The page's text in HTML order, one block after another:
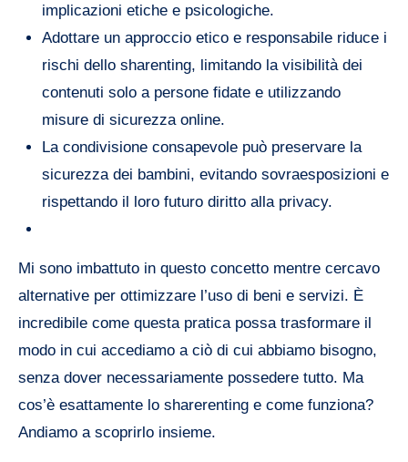
implicazioni etiche e psicologiche.
Adottare un approccio etico e responsabile riduce i
rischi dello sharenting, limitando la visibilità dei
contenuti solo a persone fidate e utilizzando
misure di sicurezza online.
La condivisione consapevole può preservare la
sicurezza dei bambini, evitando sovraesposizioni e
rispettando il loro futuro diritto alla privacy.
Mi sono imbattuto in questo concetto mentre cercavo
alternative per ottimizzare l’uso di beni e servizi. È
incredibile come questa pratica possa trasformare il
modo in cui accediamo a ciò di cui abbiamo bisogno,
senza dover necessariamente possedere tutto. Ma
cos’è esattamente lo sharerenting e come funziona?
Andiamo a scoprirlo insieme.